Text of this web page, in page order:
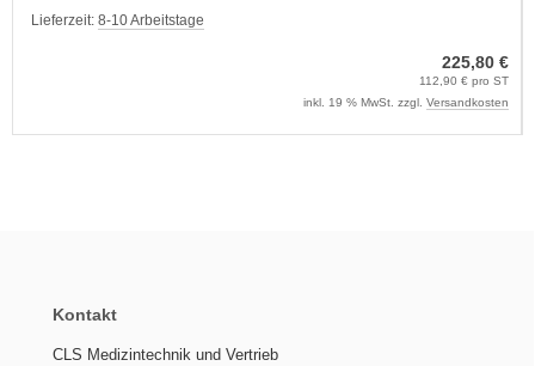
Lieferzeit: 8-10 Arbeitstage
225,80 €
112,90 € pro ST
inkl. 19 % MwSt. zzgl. Versandkosten
Kontakt
CLS Medizintechnik und Vertrieb